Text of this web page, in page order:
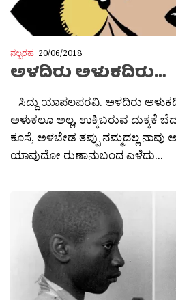
ನಲ್ಬರಹ 20/06/2018
ಅಳದಿರು ಅಳುಕದಿರು…
– ಸಿದ್ದು ಯಾಪಲಪರವಿ. ಅಳದಿರು
ಅಳುಕಲೂ ಅಲ್ಲ, ಉಕ್ಕಿಬರುವ ದುಕ್ಕಕೆ
ಕೂಸೆ, ಅಳಬೇಡ ತಪ್ಪು ನಮ್ಮದಲ್ಲ ನಾವು
ಯಾವುದೋ ರುಣಾನುಬಂದ ಎಳೆದು...